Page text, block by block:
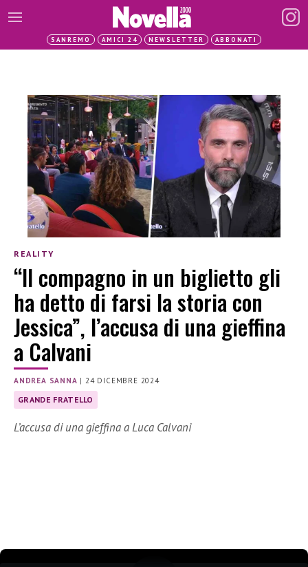
SANREMO AMICI 24 NEWSLETTER ABBONATI
REALITY
“Il compagno in un biglietto gli
ha detto di farsi la storia con
Jessica”, l’accusa di una gieffina
a Calvani
ANDREA SANNA |24 DICEMBRE 2024
GRANDE FRATELLO
L’accusa di una gieffina a Luca Calvani